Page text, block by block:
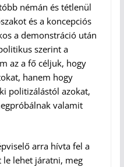
némán és tétlenül
és a koncepciós
a demonstráció után
szerint a
az a fő céljuk, hogy
hanem hogy
politizálástól azokat,
valamit
arra hívta fel a
le lehet járatni, meg